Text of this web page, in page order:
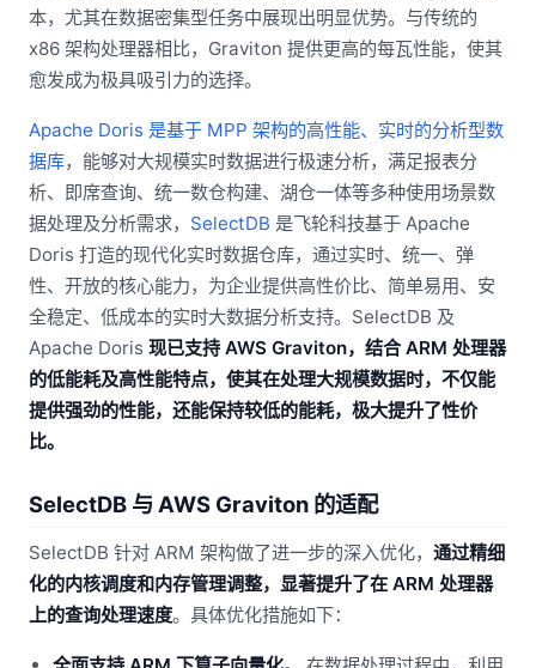
本，尤其在数据密集型任务中展现出明显优势。与传统的
x86 架构处理器相比，Graviton 提供更高的每瓦性能，使其
愈发成为极具吸引力的选择。
Apache Doris 是基于 MPP 架构的高性能、实时的分析型数
据库，能够对大规模实时数据进行极速分析，满足报表分
析、即席查询、统一数仓构建、湖仓一体等多种使用场景数
据处理及分析需求， SelectDB 是飞轮科技基于 Apache
Doris 打造的现代化实时数据仓库，通过实时、统一、弹
性、开放的核心能力，为企业提供高性价比、简单易用、安
全稳定、低成本的实时大数据分析支持。SelectDB 及
Apache Doris 现已支持 AWS Graviton，结合 ARM 处理器
的低能耗及高性能特点，使其在处理大规模数据时，不仅能
提供强劲的性能，还能保持较低的能耗，极大提升了性价
比。
SelectDB 与 AWS Graviton 的适配
SelectDB 针对 ARM 架构做了进一步的深入优化， 通过精细
化的内核调度和内存管理调整，显著提升了在 ARM 处理器
上的查询处理速度。具体优化措施如下：